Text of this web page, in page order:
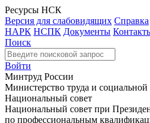
Ресурсы НСК
Версия для слабовидящих Справка
НАРК НСПК Документы
Поиск
Войти
Минтруд России
Министерство труда и
Национальный совет
Национальный совет при
по профессиональным